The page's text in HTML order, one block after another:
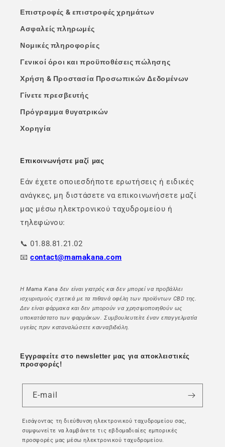
Επιστροφές & επιστροφές χρημάτων
Ασφαλείς πληρωμές
Νομικές πληροφορίες
Γενικοί όροι και προϋποθέσεις πώλησης
Χρήση & Προστασία Προσωπικών Δεδομένων
Γίνετε πρεσβευτής
Πρόγραμμα θυγατρικών
Χορηγία
Επικοινωνήστε μαζί μας
Εάν έχετε οποιεσδήποτε ερωτήσεις ή ειδικές
ανάγκες, μη διστάσετε να επικοινωνήσετε μαζί
μας μέσω ηλεκτρονικού ταχυδρομείου ή
τηλεφώνου:
📞 01.88.81.21.02
📧contact@mamakana.com
Η Mama Kana δεν είναι γιατρός και δεν μπορεί να προβάλλει
ισχυρισμούς σχετικά με τα πιθανά οφέλη των προϊόντων CBD της.
Δεν είναι φάρμακα και δεν μπορούν να χρησιμοποιηθούν ως
υποκατάστατο των φαρμάκων. Συμβουλευτείτε έναν επαγγελματία
υγείας πριν καταναλώσετε κανναβιδιόλη.
Εγγραφείτε στο newsletter μας για αποκλειστικές
προσφορές!
E-mail
Εισάγοντας τη διεύθυνση ηλεκτρονικού ταχυδρομείου σας,
συμφωνείτε να λαμβάνετε τις εβδομαδιαίες εμπορικές
προσφορές μας μέσω ηλεκτρονικού ταχυδρομείου.